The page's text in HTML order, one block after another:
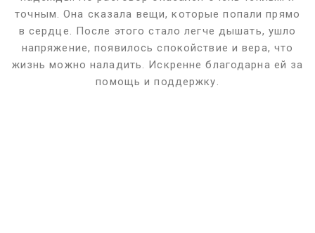
точным. Она сказала вещи, которые попали прямо
в сердце. После этого стало легче дышать, ушло
напряжение, появилось спокойствие и вера, что
жизнь можно наладить. Искренне благодарна ей за
помощь и поддержку.